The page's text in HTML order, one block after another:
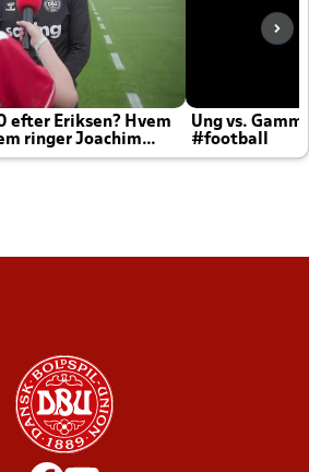
efter Eriksen? Hvem
ringer Joachim
Ung vs.
#football